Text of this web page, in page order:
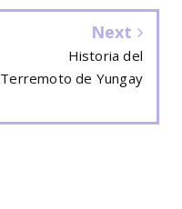
Next
Historia del
Terremoto de Yungay